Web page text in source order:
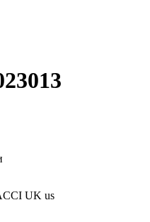
UK us